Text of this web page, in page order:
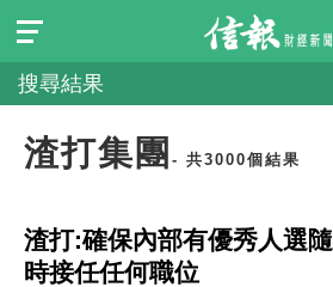
搜尋結果
渣打集團 - 共3000個結果
渣打:確保內部有優秀人選隨
時接任任何職位